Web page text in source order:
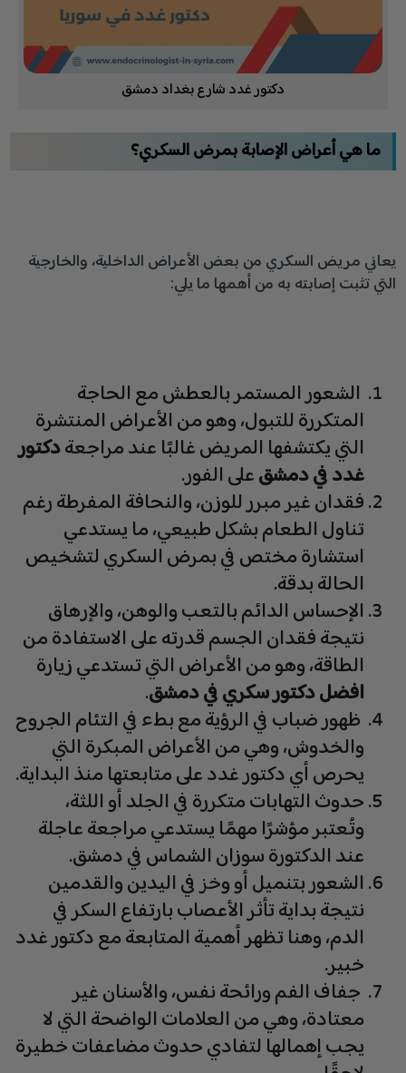
دكتور غدد شارع بغداد دمشق
ما هي أعراض الإصابة بمرض السكري؟
يعاني مريض السكري من بعض الأعراض الداخلية، والخارجية
التي تثبت إصابته به من أهمها ما يلي:
الشعور المستمر بالعطش مع الحاجة
المتكررة للتبول، وهو من الأعراض المنتشرة
التي يكتشفها المريض غالبًا عند مراجعةدكتور
غدد في دمشقعلى الفور.
فقدان غير مبرر للوزن، والنحافة المفرطة رغم
تناول الطعام بشكل طبيعي، ما يستدعي
استشارة مختص في بمرض السكري لتشخيص
الحالة بدقة.
الإحساس الدائم بالتعب والوهن، والإرهاق
نتيجة فقدان الجسم قدرته على الاستفادة من
الطاقة، وهو من الأعراض التي تستدعي زيارة
افضل دكتور سكري في دمشق.
ظهور ضباب في الرؤية مع بطء في التئام الجروح
والخدوش، وهي من الأعراض المبكرة التي
يحرص أي دكتور غدد على متابعتها منذ البداية.
حدوث التهابات متكررة في الجلد أو اللثة،
وتُعتبر مؤشرًا مهمًا يستدعي مراجعة عاجلة
عند الدكتورة سوزان الشماس في دمشق.
الشعور بتنميل أو وخز في اليدين والقدمين
نتيجة بداية تأثر الأعصاب بارتفاع السكر في
الدم، وهنا تظهر أهمية المتابعة مع دكتور غدد
خبير.
جفاف الفم ورائحة نفس، والأسنان غير
معتادة، وهي من العلامات الواضحة التي لا
يجب إهمالها لتفادي حدوث مضاعفات خطيرة